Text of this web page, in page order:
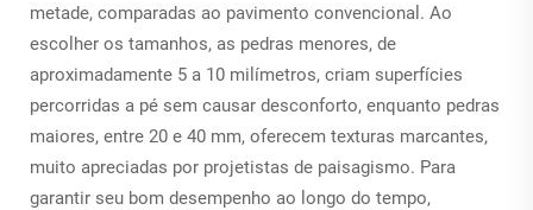
metade, comparadas ao pavimento convencional. Ao
escolher os tamanhos, as pedras menores, de
aproximadamente 5 a 10 milímetros, criam superfícies
percorridas a pé sem causar desconforto, enquanto pedras
maiores, entre 20 e 40 mm, oferecem texturas marcantes,
muito apreciadas por projetistas de paisagismo. Para
garantir seu bom desempenho ao longo do tempo,